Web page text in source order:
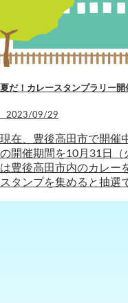
夏だ！カレースタンプラリー開
2023/09/29
現在、豊後高田市で開催
の開催期間を10月31日（
は豊後高田市内のカレー
スタンプを集めると抽選